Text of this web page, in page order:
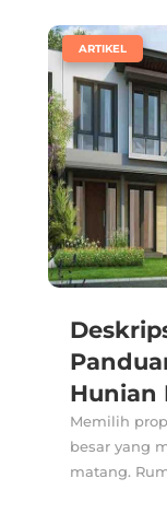
Hunian
ARTIKEL
Memilih
besar yang
matang.